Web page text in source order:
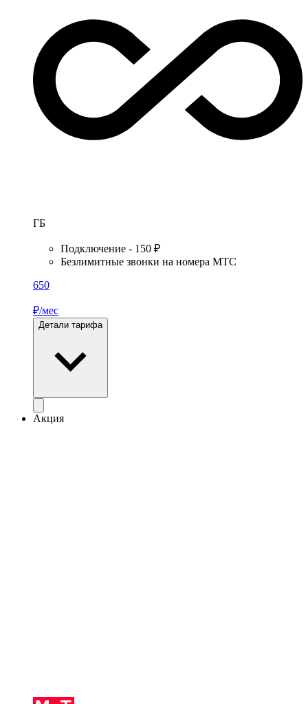
ГБ
Подключение - 150 ₽
Безлимитные звонки на номера МТС
650
₽/мес
Детали тарифа
Акция